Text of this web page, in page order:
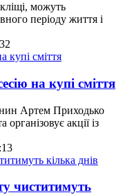
можуть
періоду життя і
на купі сміття
Артем Приходько
акції із
чиститимуть